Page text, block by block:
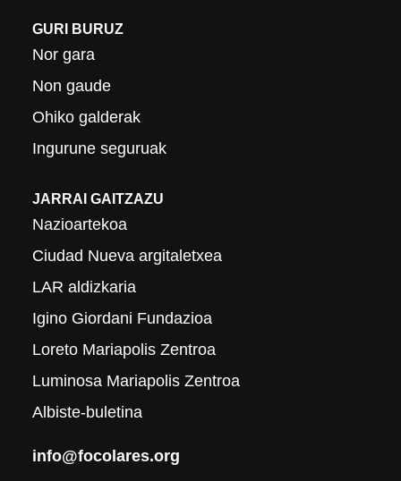
GURI BURUZ
Nor gara
Non gaude
Ohiko galderak
Ingurune seguruak
JARRAI GAITZAZU
Nazioartekoa
Ciudad Nueva argitaletxea
LAR aldizkaria
Igino Giordani Fundazioa
Loreto Mariapolis Zentroa
Luminosa Mariapolis Zentroa
Albiste-buletina
info@focolares.org